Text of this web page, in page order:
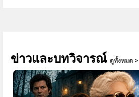
ข่าวและบทวิจารณ์ ดูทั้งหมด >